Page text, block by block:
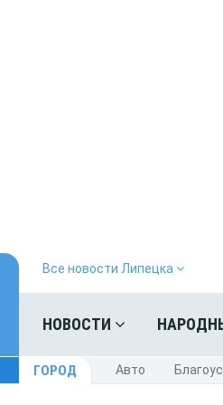
Все новости Липецка
НОВОСТИ
ГОРОД Авто